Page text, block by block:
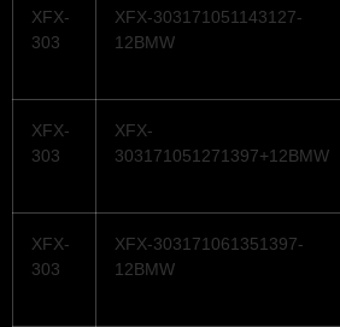
XFX-
303
XFX-303171051143127-
12BMW
XFX-
303
XFX-
303171051271397+12BMW
XFX-
303
XFX-303171061351397-
12BMW